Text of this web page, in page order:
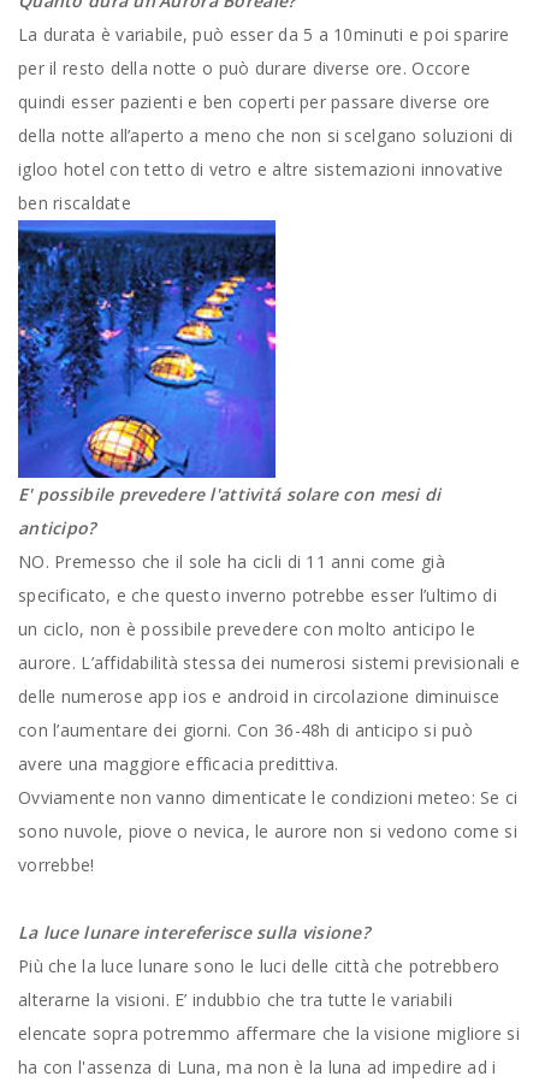
La durata è variabile, può esser da 5 a 10minuti e poi sparire
per il resto della notte o può durare diverse ore. Occore
quindi esser pazienti e ben coperti per passare diverse ore
della notte all’aperto a meno che non si scelgano soluzioni di
igloo hotel con tetto di vetro e altre sistemazioni innovative
ben riscaldate
E' possibile prevedere l'attivitá solare con mesi di
anticipo?
NO. Premesso che il sole ha cicli di 11 anni come già
specificato, e che questo inverno potrebbe esser l’ultimo di
un ciclo, non è possibile prevedere con molto anticipo le
aurore. L’affidabilità stessa dei numerosi sistemi previsionali e
delle numerose app ios e android in circolazione diminuisce
con l’aumentare dei giorni. Con 36-48h di anticipo si può
avere una maggiore efficacia predittiva.
Ovviamente non vanno dimenticate le condizioni meteo: Se ci
sono nuvole, piove o nevica, le aurore non si vedono come si
vorrebbe!
La luce lunare intereferisce sulla visione?
Più che la luce lunare sono le luci delle città che potrebbero
alterarne la visioni. E’ indubbio che tra tutte le variabili
elencate sopra potremmo affermare che la visione migliore si
ha con l'assenza di Luna, ma non è la luna ad impedire ad i